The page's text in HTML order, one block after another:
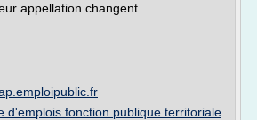
appellation changent.
d'emplois fonction publique territoriale